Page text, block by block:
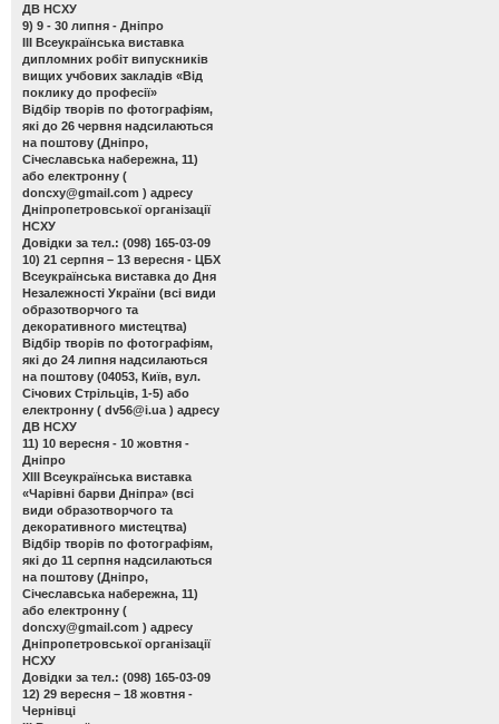
ДВ НСХУ
9) 9 - 30 липня - Дніпро
ІІІ Всеукраїнська виставка
дипломних робіт випускників
вищих учбових закладів «Від
поклику до професії»
Відбір творів по фотографіям,
які до 26 червня надсилаються
на поштову (Дніпро,
Січеславська набережна, 11)
або електронну (
doncxy@gmail.com ) адресу
Дніпропетровської організації
НСХУ
Довідки за тел.: (098) 165-03-09
10) 21 серпня – 13 вересня - ЦБХ
Всеукраїнська виставка до Дня
Незалежності України (всі види
образотворчого та
декоративного мистецтва)
Відбір творів по фотографіям,
які до 24 липня надсилаються
на поштову (04053, Київ, вул.
Січових Стрільців, 1-5) або
електронну ( dv56@i.ua ) адресу
ДВ НСХУ
11) 10 вересня - 10 жовтня -
Дніпро
ХІІІ Всеукраїнська виставка
«Чарівні барви Дніпра» (всі
види образотворчого та
декоративного мистецтва)
Відбір творів по фотографіям,
які до 11 серпня надсилаються
на поштову (Дніпро,
Січеславська набережна, 11)
або електронну (
doncxy@gmail.com ) адресу
Дніпропетровської організації
НСХУ
Довідки за тел.: (098) 165-03-09
12) 29 вересня – 18 жовтня -
Чернівці